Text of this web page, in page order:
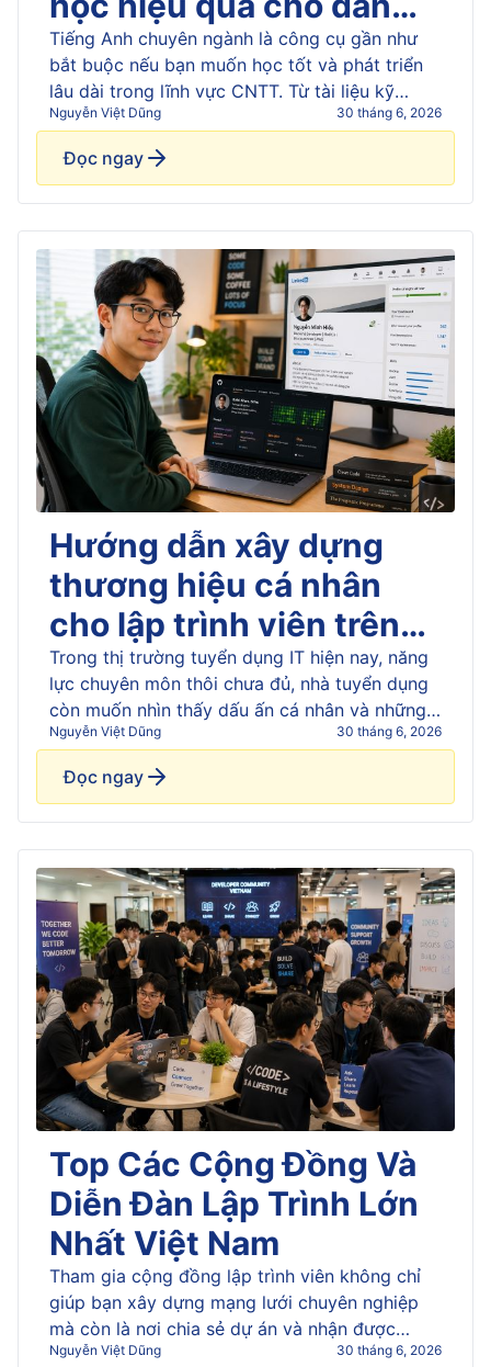
Cơ sở trí tuệ nhân tạo
Phát triển ứng dụng hướng dịch vụ
Đồ họa ứng dụng
Hệ quản trị cơ sở dữ liệu
Lập trình thiết bị di động
Phát triển ứng dụng Web mã nguồn mở
Máy học ứng dụng
Xử lý ảnh
Hệ thống thông tin quản lý
Khai phá dữ liệu
Chuyên đề ASP.NET
Anh văn chuyên ngành công nghệ thông tin
Quản trị dự án Công nghệ thông tin
Quản trị mạng
khối A
Tiếng Anh chuyên ngành là công cụ gần như
bắt buộc nếu bạn muốn học tốt và phát triển
lâu dài trong lĩnh vực CNTT. Từ tài liệu kỹ
thuật, tài liệu lập trình, khóa học trực tuyến
giới, phần lớn nguồn kiến thức đều được
Nguyễn Việt Dũng 30 tháng 6, 2026
Đọc ngay
Hướng dẫn xây dựng
thương hiệu cá nhân
cho lập trình viên trên
nền tảng LinkedIn và
GitHub
Trong thị trường tuyển dụng IT hiện nay, năng
lực chuyên môn thôi chưa đủ, nhà tuyển dụng
còn muốn nhìn thấy dấu ấn cá nhân và những
dự án bạn đã thực hiện. Đây là lý do LinkedIn
đối với sinh viên và lập trình [&hellip;]
Nguyễn Việt Dũng 30 tháng 6, 2026
Đọc ngay
Top Các Cộng Đồng Và
Diễn Đàn Lập Trình Lớn
Nhất Việt Nam
Tham gia cộng đồng lập trình viên không chỉ
giúp bạn xây dựng mạng lưới chuyên nghiệp
mà còn là nơi chia sẻ dự án và nhận được
nhiều phản hồi quý báu. Với sinh viên IT, đây là
Nguyễn Việt Dũng 30 tháng 6, 2026